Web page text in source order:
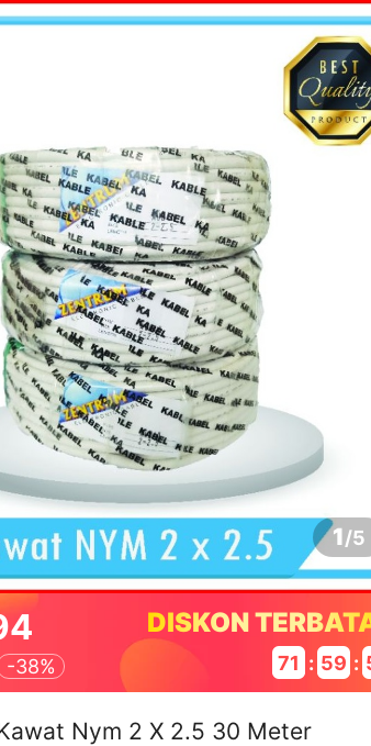
1/5
-38%
DISKON
71 : 59 :
Nym 2 X 2.5 30 Meter